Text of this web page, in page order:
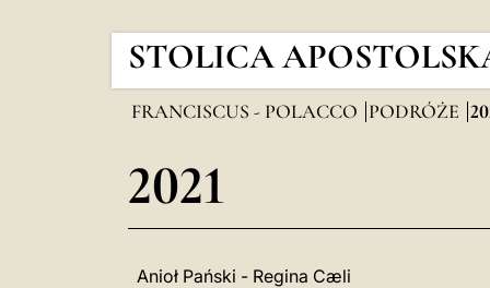
STOLICA
FRANCISCUS - POLACCO PODRÓŻE
2021
Anioł Pański - Regina Cæli